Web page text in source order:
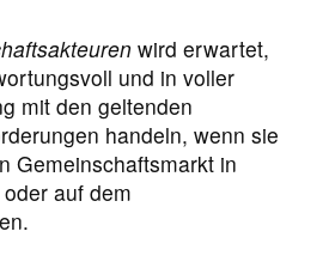
wird erwartet,
und in voller
mit den geltenden
handeln, wenn sie
Gemeinschaftsmarkt in
auf dem